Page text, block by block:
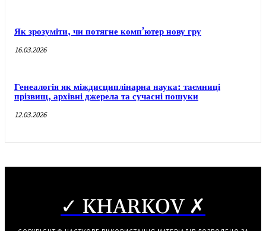
Як зрозуміти, чи потягне комп’ютер нову гру
16.03.2026
Генеалогія як міждисциплінарна наука: таємниці
прізвищ, архівні джерела та сучасні пошуки
12.03.2026
✓ KHARKOV ✗